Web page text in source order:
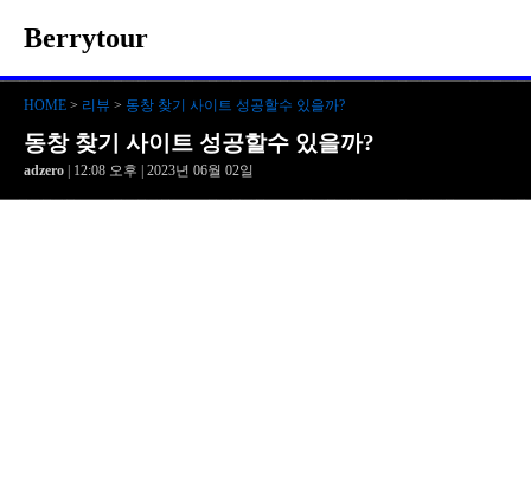
Berrytour
HOME > 리뷰 > 동창 찾기 사이트 성공할수 있을까?
동창 찾기 사이트 성공할수 있을까?
adzero | 12:08 오후 | 2023년 06월 02일